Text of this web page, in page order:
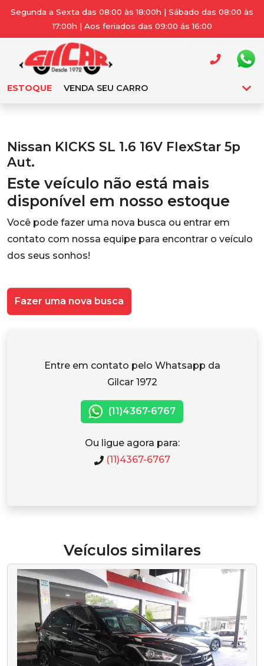
Segunda a Sexta das 08:00 às 18:00h | Sábado das 08:00 às
17:00h | Aos feriados das 09:00 ás 16:00
ESTOQUE VENDA SEU CARRO
Nissan KICKS SL 1.6 16V FlexStar 5p
Aut.
Este veículo não está mais
disponível em nosso estoque
Você pode fazer uma nova busca ou entrar em
contato com nossa equipe para encontrar o veículo
dos seus sonhos!
Fazer uma nova busca
Entre em contato pelo Whatsapp da
Gilcar 1972
(11)4367-6767
Ou ligue agora para:
(11)4367-6767
Veículos similares